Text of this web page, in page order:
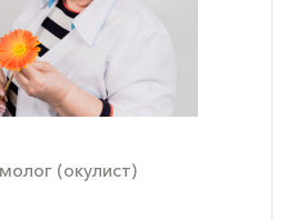
(окулист)